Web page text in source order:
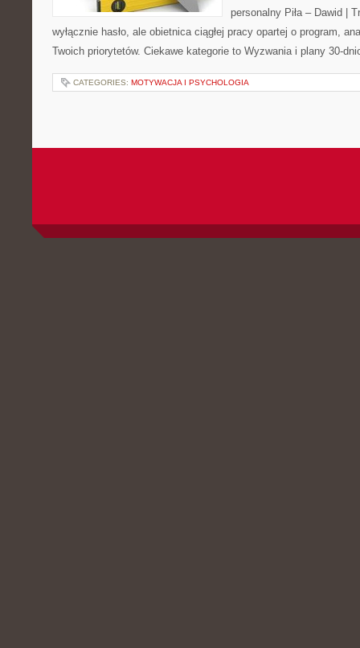
personalny Piła – Dawid |
wyłącznie hasło, ale obietnica ciągłej pracy opartej o program,
Twoich priorytetów. Ciekawe kategorie to Wyzwania i plany 30-
CATEGORIES: MOTYWACJA I PSYCHOLOGIA